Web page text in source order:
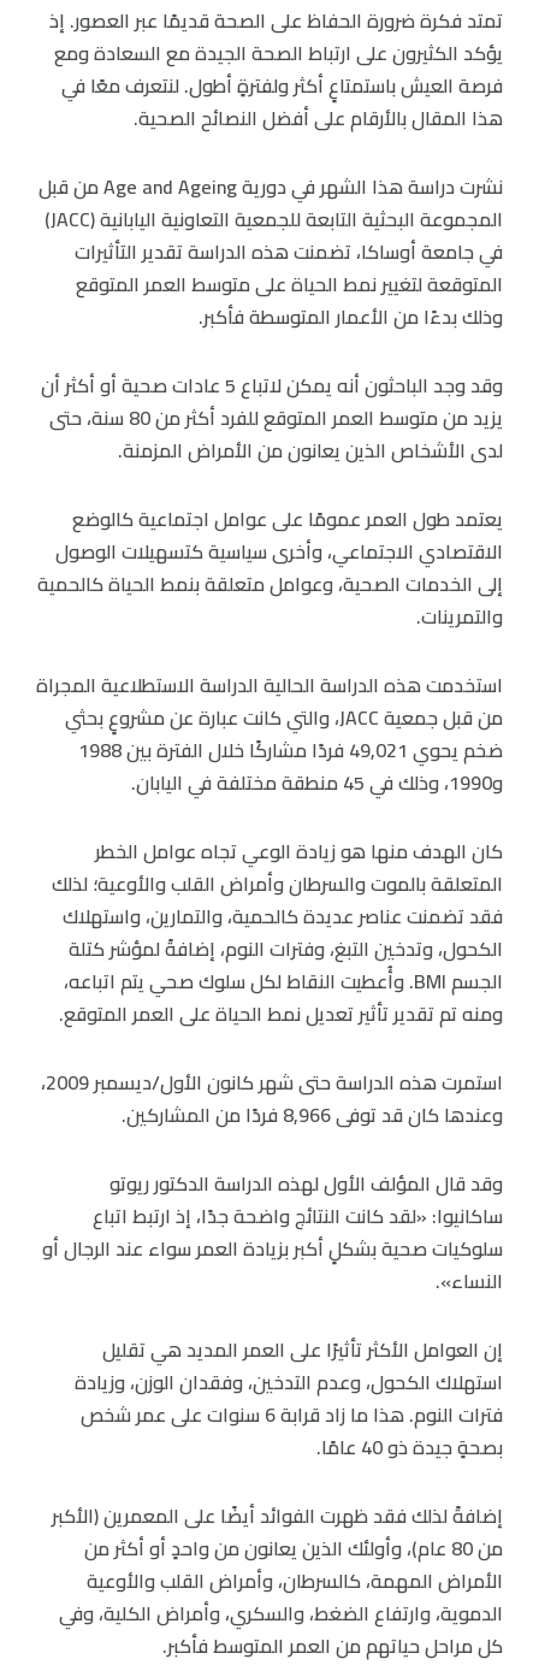
تمتد فكرة ضرورة الحفاظ على الصحة قديمًا عبر العصور. إذ
يؤكد الكثيرون على ارتباط الصحة الجيدة مع السعادة ومع
فرصة العيش باستمتاعٍ أكثر ولفترةٍ أطول. لنتعرف معًا في
هذا المقال بالأرقام على أفضل النصائح الصحية.
نشرت دراسة هذا الشهر في دورية Age and Ageing من قبل
المجموعة البحثية التابعة للجمعية التعاونية اليابانية (JACC)
في جامعة أوساكا، تضمنت هذه الدراسة تقدير التأثيرات
المتوقعة لتغيير نمط الحياة على متوسط العمر المتوقع
وذلك بدءًا من الأعمار المتوسطة فأكبر.
وقد وجد الباحثون أنه يمكن لاتباع 5 عادات صحية أو أكثر أن
يزيد من متوسط العمر المتوقع للفرد أكثر من 80 سنة، حتى
لدى الأشخاص الذين يعانون من الأمراض المزمنة.
يعتمد طول العمر عمومًا على عوامل اجتماعية كالوضع
الاقتصادي الاجتماعي، وأخرى سياسية كتسهيلات الوصول
إلى الخدمات الصحية، وعوامل متعلقة بنمط الحياة كالحمية
والتمرينات.
استخدمت هذه الدراسة الحالية الدراسة الاستطلاعية المجراة
من قبل جمعية JACC، والتي كانت عبارة عن مشروعٍ بحثي
ضخم يحوي 49,021 فردًا مشاركًا خلال الفترة بين 1988
و1990، وذلك في 45 منطقة مختلفة في اليابان.
كان الهدف منها هو زيادة الوعي تجاه عوامل الخطر
المتعلقة بالموت والسرطان وأمراض القلب والأوعية؛ لذلك
فقد تضمنت عناصر عديدة كالحمية، والتمارين، واستهلاك
الكحول، وتدخين التبغ، وفترات النوم، إضافةً لمؤشر كتلة
الجسم BMI. وأُعطيت النقاط لكل سلوك صحي يتم اتباعه،
ومنه تم تقدير تأثير تعديل نمط الحياة على العمر المتوقع.
استمرت هذه الدراسة حتى شهر كانون الأول/ديسمبر 2009،
وعندها كان قد توفى 8,966 فردًا من المشاركين.
وقد قال المؤلف الأول لهذه الدراسة الدكتور ريوتو
ساكانيوا: «لقد كانت النتائج واضحة جدًا، إذ ارتبط اتباع
سلوكيات صحية بشكلٍ أكبر بزيادة العمر سواء عند الرجال أو
النساء».
إن العوامل الأكثر تأثيرًا على العمر المديد هي تقليل
استهلاك الكحول، وعدم التدخين، وفقدان الوزن، وزيادة
فترات النوم. هذا ما زاد قرابة 6 سنوات على عمر شخص
بصحةٍ جيدة ذو 40 عامًا.
إضافةً لذلك فقد ظهرت الفوائد أيضًا على المعمرين (الأكبر
من 80 عام)، وأولئك الذين يعانون من واحدٍ أو أكثر من
الأمراض المهمة، كالسرطان، وأمراض القلب والأوعية
الدموية، وارتفاع الضغط، والسكري، وأمراض الكلية، وفي
كل مراحل حياتهم من العمر المتوسط فأكبر.